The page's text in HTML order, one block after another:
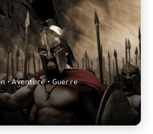
• Aventure • Guerre